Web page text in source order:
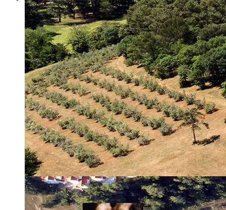
Rad Znanstvenog vijeća
Etičko povjerenstvo
Etički kodeks
Financiranje
Proračun
Potpore
PROGRAMSKO FINANCIRANJE
Izvještavanje po uredbi
Projekti Instituta
Dialogue4Tourism
REVIVE
WASTEREDUCE
MITOMED+
WINTERMED
CASTWATER
INHERIT
CONSUMLESS PLUS
IstraOILFest
ARHIVA PROJEKATA